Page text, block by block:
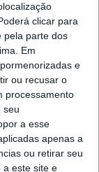
clicar para
pela parte dos
Em
e
ou recusar o
processamento
seu
a esse
apenas a
ou retirar seu
a este site e
Yamaha R1 e
Os objetivos do
desempenho
Um
de desejos do